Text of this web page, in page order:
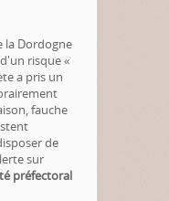
la Dordogne
risque «
a pris un
fauche
de
sur
préfectoral